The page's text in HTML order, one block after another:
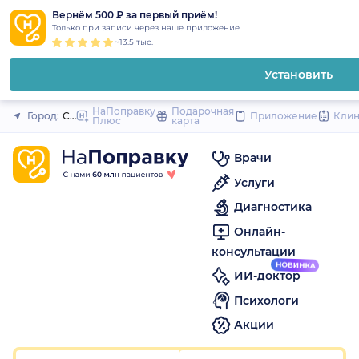
Вернём 500 ₽ за первый приём!
Только при записи через наше приложение
~13.5 тыс.
Установить
Закрыть
Город: Санкт-Петербург
НаПоправку
Плюс
Подарочная
карта
Приложение
Врачи
Услуги
Диагностика
Онлайн-
консультации
ИИ-доктор
Психологи
Акции